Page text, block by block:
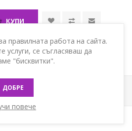
КУПИ
правилната работа на сайта.
услуги, се съгласяваш да
"бисквитки".
ДОБРЕ
повече